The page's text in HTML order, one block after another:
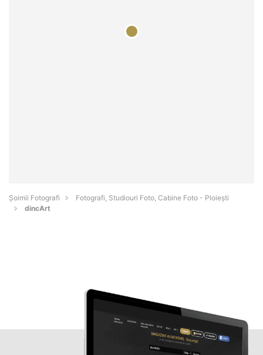
Șoimii Fotografi
Fotografi, Studiouri Foto, Cabine Foto - Ploieşti
dincArt